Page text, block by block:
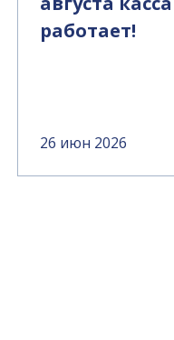
работает!
26 июн 2026